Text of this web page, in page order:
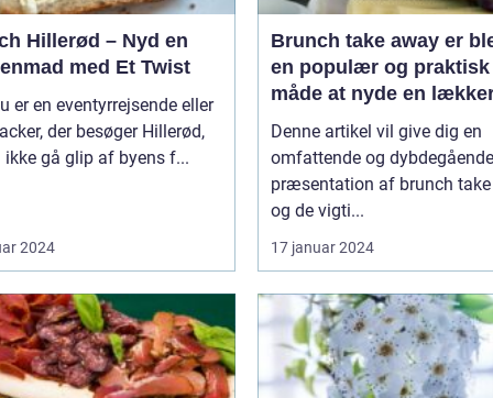
Hillerød – Nyd en
med Et Twist
er en eventyrrejsende eller
der besøger Hillerød,
ikke gå glip af byens f...
2024
Brunch take away er
en populær og praktisk
måde at nyde en
brunchoplevelse på,
hvor man befinder sig
Denne artikel vil give dig en
omfattende og dybdegående
præsentation af brunch
og de vigti...
17 januar 2024